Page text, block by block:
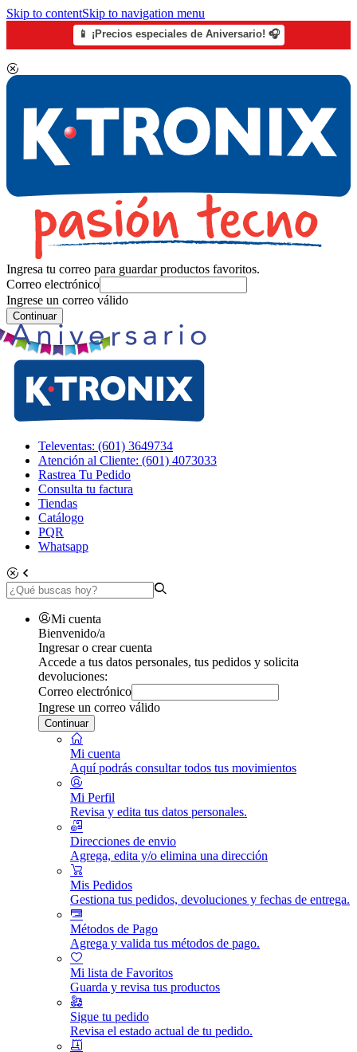
Skip to contentSkip to navigation menu
📱 ¡Precios especiales de Aniversario! 🎧
Ingresa tu correo para guardar productos favoritos.
Correo electrónico
Ingrese un correo válido
Continuar
Televentas: (601) 3649734
Atención al Cliente: (601) 4073033
Rastrea Tu Pedido
Consulta tu factura
Tiendas
Catálogo
PQR
Whatsapp
Mi cuenta
Bienvenido/a
Ingresar o crear cuenta
Accede a tus datos personales, tus pedidos y solicita
devoluciones:
Correo electrónico
Ingrese un correo válido
Continuar
Mi cuenta
Aquí podrás consultar todos tus movimientos
Mi Perfil
Revisa y edita tus datos personales.
Direcciones de envio
Agrega, edita y/o elimina una dirección
Mis Pedidos
Gestiona tus pedidos, devoluciones y fechas de entrega.
Métodos de Pago
Agrega y valida tus métodos de pago.
Mi lista de Favoritos
Guarda y revisa tus productos
Sigue tu pedido
Revisa el estado actual de tu pedido.